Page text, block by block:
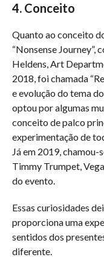
4. Conceito
Quanto ao conceito
“Nonsense
Heldens, Art
2018, foi chamada
e evolução do tema
optou por algumas
conceito de palco
experimentação de
Já em 2019,
Timmy Trumpet,
do evento.
Essas curiosidades
proporciona uma
sentidos dos
diferente.